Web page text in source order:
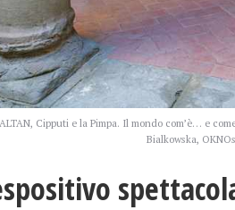
Cipputi e la Pimpa. Il mondo com’è… e
Bialkowska,